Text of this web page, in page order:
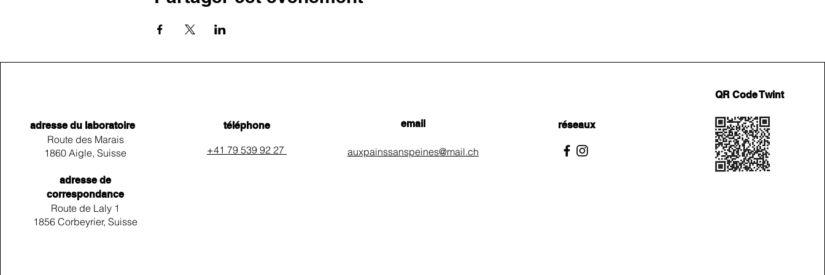
adresse du laboratoire
Route des Marais
1860 Aigle, Suisse
adresse de
correspondance
Route de Laly 1
1856 Corbeyrier, Suisse
téléphone
+41 79 539 92 27
email
auxpainssanspeines@mail.ch
réseaux
QR Code Twint